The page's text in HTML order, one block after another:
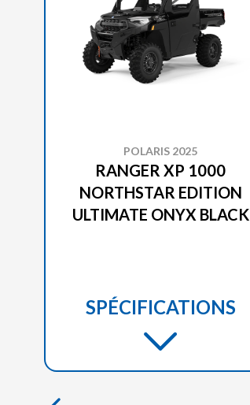
POLARIS 2025
RANGER XP 1000
NORTHSTAR EDITION
ULTIMATE ONYX BLACK
SPÉCIFICATIONS